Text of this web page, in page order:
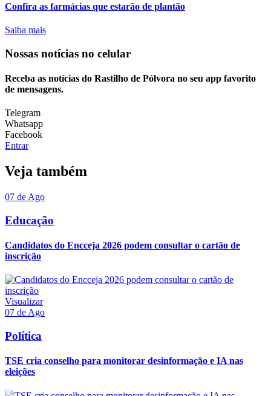
Confira as farmácias que estarão de plantão
Saiba mais
Nossas notícias no celular
Receba as notícias do Rastilho de Pólvora no seu app favorito
de mensagens.
Telegram
Whatsapp
Facebook
Entrar
Veja também
07 de Ago
Educação
Candidatos do Encceja 2026 podem consultar o cartão de
inscrição
Visualizar
07 de Ago
Política
TSE cria conselho para monitorar desinformação e IA nas
eleições